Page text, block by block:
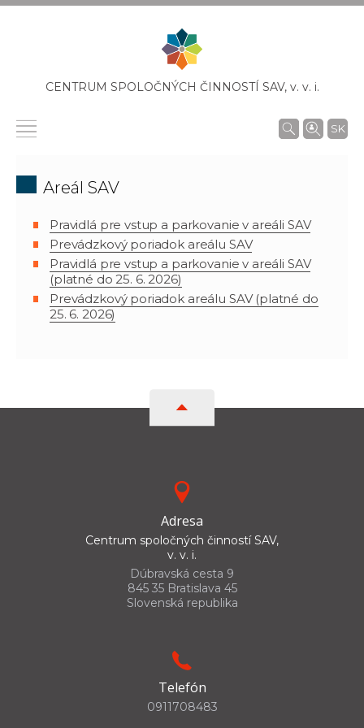
CENTRUM SPOLOČNÝCH ČINNOSTÍ SAV, v. v. i.
SK
Areál SAV
Pravidlá pre vstup a parkovanie v areáli SAV
Prevádzkový poriadok areálu SAV
Pravidlá pre vstup a parkovanie v areáli SAV
(platné do 25. 6. 2026)
Prevádzkový poriadok areálu SAV (platné do
25. 6. 2026)
Adresa
Centrum spoločných činností SAV,
v. v. i.
Dúbravská cesta 9
845 35 Bratislava 45
Slovenská republika
Telefón
0911708483